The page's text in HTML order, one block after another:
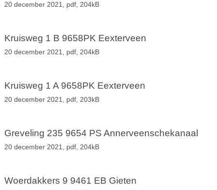
20 december 2021, pdf, 204kB
Kruisweg 1 B 9658PK Eexterveen
20 december 2021, pdf, 204kB
Kruisweg 1 A 9658PK Eexterveen
20 december 2021, pdf, 203kB
Greveling 235 9654 PS Annerveenschekanaal
20 december 2021, pdf, 204kB
Woerdakkers 9 9461 EB Gieten